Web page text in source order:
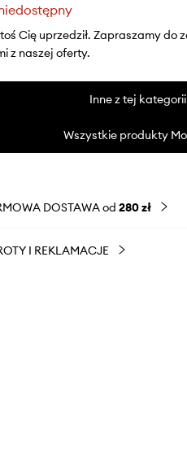
Cię uprzedził. Zapraszamy do
z naszej oferty.
Inne z tej kategorii
Wszystkie produkty
DOSTAWA od 280 zł
I REKLAMACJE